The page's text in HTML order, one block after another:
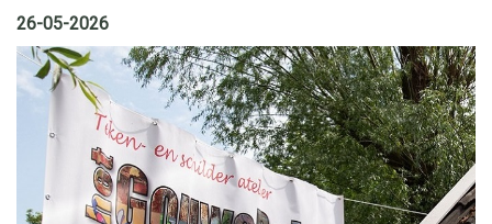
26-05-2026